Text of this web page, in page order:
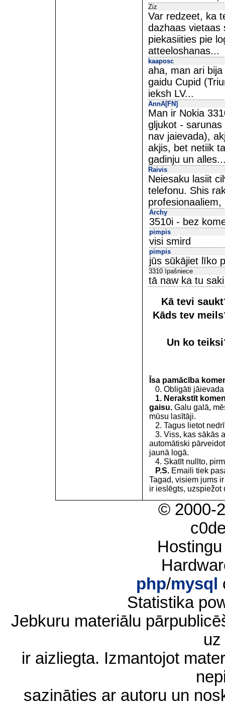
Ziz
Var redzeet, ka
dazhaas vietaas
piekasiities pie
atteeloshanas...
kaaposc
aha, man ari
gaidu Cupid
ieksh LV...
AnnA[FN]
Man ir Nokia
gljukot -
nav jaievada),
akjis, bet netiik
gadinju un
Raivis
Neiesaku lasiit
telefonu. Shis
Archy
3510i - bez
pimpis
visi smird
pimpis
jūs sūkājiet līko
3310 īpašniece
tā naw ka tu
Kā tevi
Kāds tev
Un ko
Īsa pamācība
0. Obligāti jāievada
1. Nerakstīt
gaisu. Galu galā,
mūsu lasītāji.
2. Tagus lietot
3. Viss, kas sākās
automātiski
jaunā logā.
4. Skatīt nullto,
P.S. Emaili tiek
Tagad, visiem jums
ir ieslēgts, uzspiežot
© 2000-
php/mysql
Statistika
Jebkuru materiālu
ir aizliegta. Izmantojot
sazināties ar autoru un